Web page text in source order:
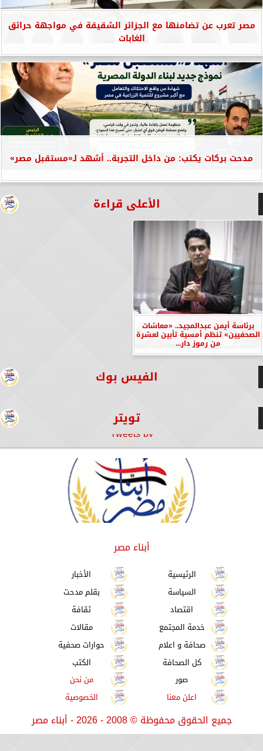
مصر تعرب عن تضامنها مع الجزائر الشقيقة في مواجهة حرائق
الغابات
مدحت بركات يكتب: من داخل التجربة.. أشهد لـ«مستقبل مصر»
الأعلى قراءة
برئاسة أيمن عبدالمجيد.. «معاشات
الصحفيين» تنظم أمسية تأبين لعشرة
من رموز دار...
الفيس بوك
تويتر
Tweets by
أبناء مصر
الرئيسية
الأخبار
السياسة
بقلم مدحت
اقتصاد
ثقافة
خدمة المجتمع
مقالات
صحافة و اعلام
حوارات صحفية
كل الصحافة
الكتب
صور
من نحن
اعلن معنا
الخصوصية
جميع الحقوق محفوظة©2008 - 2026 - أبناء مصر